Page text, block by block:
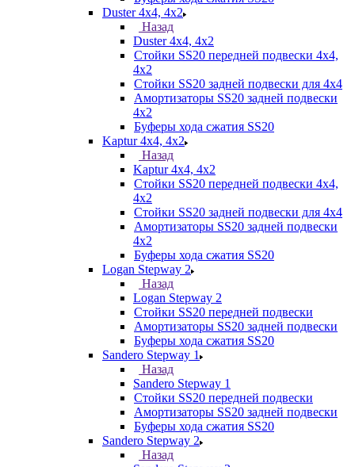
Duster 4х4, 4x2
Назад
Duster 4х4, 4x2
Стойки SS20 передней подвески 4х4,
4x2
Стойки SS20 задней подвески для 4х4
Амортизаторы SS20 задней подвески
4х2
Буферы хода сжатия SS20
Kaptur 4х4, 4х2
Назад
Kaptur 4х4, 4х2
Стойки SS20 передней подвески 4х4,
4x2
Стойки SS20 задней подвески для 4х4
Амортизаторы SS20 задней подвески
4х2
Буферы хода сжатия SS20
Logan Stepway 2
Назад
Logan Stepway 2
Стойки SS20 передней подвески
Амортизаторы SS20 задней подвески
Буферы хода сжатия SS20
Sandero Stepway 1
Назад
Sandero Stepway 1
Стойки SS20 передней подвески
Амортизаторы SS20 задней подвески
Буферы хода сжатия SS20
Sandero Stepway 2
Назад